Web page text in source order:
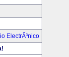
ElectrÃ³nico